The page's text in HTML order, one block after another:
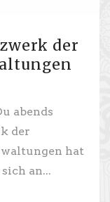
der
abends
der
hat
an...